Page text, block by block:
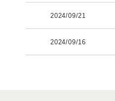
2024/09/21
2024/09/16